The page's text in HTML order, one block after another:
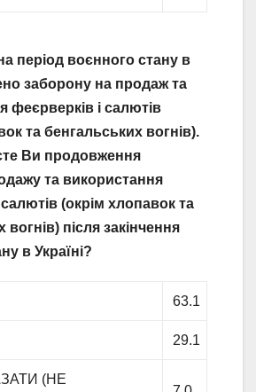
період воєнного стану в
заборону на продаж та
феєрверків і салютів
та бенгальських вогнів).
Ви продовження
та використання
(окрім хлопавок та
вогнів) після закінчення
в Україні?
63.1
29.1
(НЕ